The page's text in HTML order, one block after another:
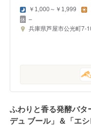
￥1,000～￥1,999
–
兵庫県芦屋市公光町7-
ふわりと香る発酵バタ
デュ ブール」＆「エ